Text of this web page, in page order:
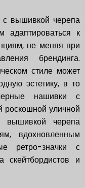
с вышивкой черепа
адаптироваться к
не меняя при
брендинга.
стиле может
эстетику, в то
нашивки с
роскошной уличной
вышивкой черепа
вдохновленным
ретро-значки с
скейтбордистов и